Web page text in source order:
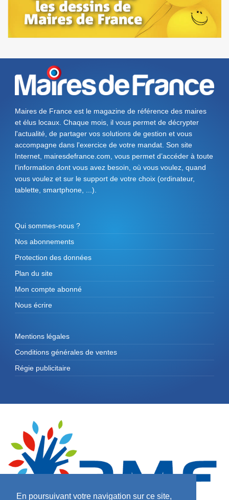
En poursuivant votre navigation sur ce site,
Maires de France est le magazine de référence des maires
et élus locaux. Chaque mois, il vous permet de décrypter
l'actualité, de partager vos solutions de gestion et vous
accompagne dans l'exercice de votre mandat. Son site
Internet, mairesdefrance.com, vous permet d’accéder à toute
l'information dont vous avez besoin, où vous voulez, quand
vous voulez et sur le support de votre choix (ordinateur,
tablette, smartphone, ...).
Qui sommes-nous ?
Nos abonnements
Protection des données
Plan du site
Mon compte abonné
Nous écrire
Mentions légales
Conditions générales de ventes
Régie publicitaire